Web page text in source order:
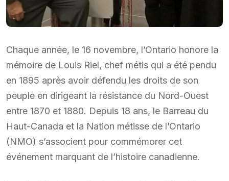
Chaque année, le 16 novembre, l’Ontario honore la
mémoire de Louis Riel, chef métis qui a été pendu
en 1895 après avoir défendu les droits de son
peuple en dirigeant la résistance du Nord-Ouest
entre 1870 et 1880. Depuis 18 ans, le Barreau du
Haut-Canada et la Nation métisse de l’Ontario
(NMO) s’associent pour commémorer cet
événement marquant de l’histoire canadienne.